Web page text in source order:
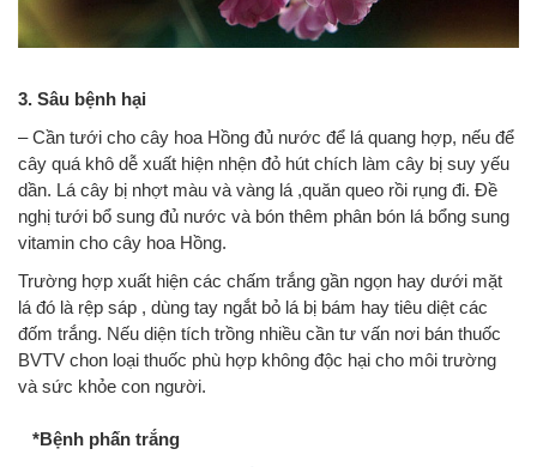
3. Sâu bệnh hại
– Cần tưới cho cây hoa Hồng đủ nước để lá quang hợp, nếu để
cây quá khô dễ xuất hiện nhện đỏ hút chích làm cây bị suy yếu
dần. Lá cây bị nhợt màu và vàng lá ,quăn queo rồi rụng đi. Đề
nghị tưới bổ sung đủ nước và bón thêm phân bón lá bổng sung
vitamin cho cây hoa Hồng.
Trường hợp xuất hiện các chấm trắng gần ngọn hay dưới mặt
lá đó là rệp sáp , dùng tay ngắt bỏ lá bị bám hay tiêu diệt các
đốm trắng. Nếu diện tích trồng nhiều cần tư vấn nơi bán thuốc
BVTV chon loại thuốc phù hợp không độc hại cho môi trường
và sức khỏe con người.
*Bệnh phấn trắng